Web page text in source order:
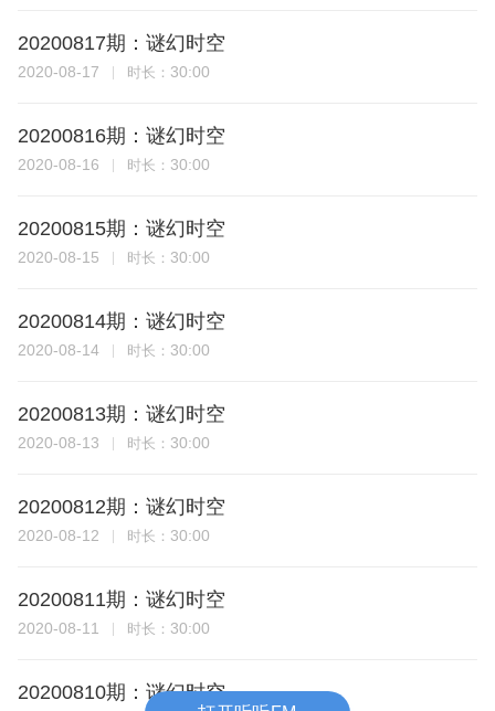
20200817期：谜幻时空
2020-08-17 时长： 30:00
20200816期：谜幻时空
2020-08-16 时长： 30:00
20200815期：谜幻时空
2020-08-15 时长： 30:00
20200814期：谜幻时空
2020-08-14 时长： 30:00
20200813期：谜幻时空
2020-08-13 时长： 30:00
20200812期：谜幻时空
2020-08-12 时长： 30:00
20200811期：谜幻时空
2020-08-11 时长： 30:00
20200810期：谜幻时空